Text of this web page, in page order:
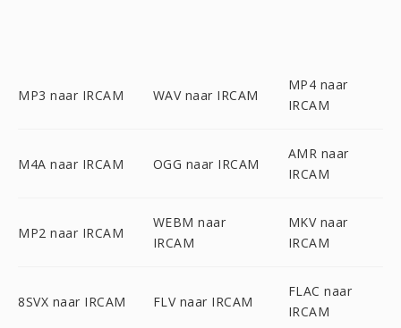
MP3 naar IRCAM WAV naar IRCAM
MP4 naar
IRCAM
M4A naar IRCAM OGG naar IRCAM
AMR naar
IRCAM
MP2 naar IRCAM
WEBM naar
IRCAM
MKV naar
IRCAM
8SVX naar IRCAM FLV naar IRCAM
FLAC naar
IRCAM